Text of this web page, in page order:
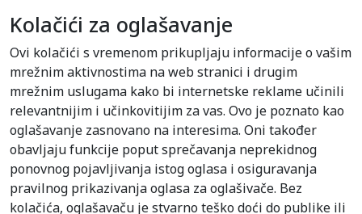
Kolačići za oglašavanje
Ovi kolačići s vremenom prikupljaju informacije o vašim
mrežnim aktivnostima na web stranici i drugim
mrežnim uslugama kako bi internetske reklame učinili
relevantnijim i učinkovitijim za vas. Ovo je poznato kao
oglašavanje zasnovano na interesima. Oni također
obavljaju funkcije poput sprečavanja neprekidnog
ponovnog pojavljivanja istog oglasa i osiguravanja
pravilnog prikazivanja oglasa za oglašivače. Bez
kolačića, oglašavaču je stvarno teško doći do publike ili